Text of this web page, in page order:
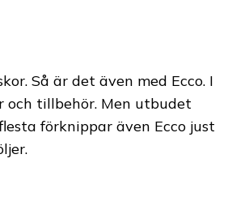
Så är det även med Ecco. I
och tillbehör. Men utbudet
förknippar även Ecco just